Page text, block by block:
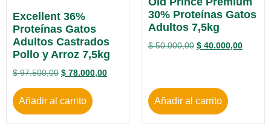
Excellent 36%
Proteínas Gatos
Adultos Castrados
Pollo y Arroz 7,5kg
$97.500,00 $ 78.000,00
Añadir al carrito
30% Proteínas Gatos
Adultos 7,5kg
$50.000,00 $ 40.000,00
Añadir al carrito